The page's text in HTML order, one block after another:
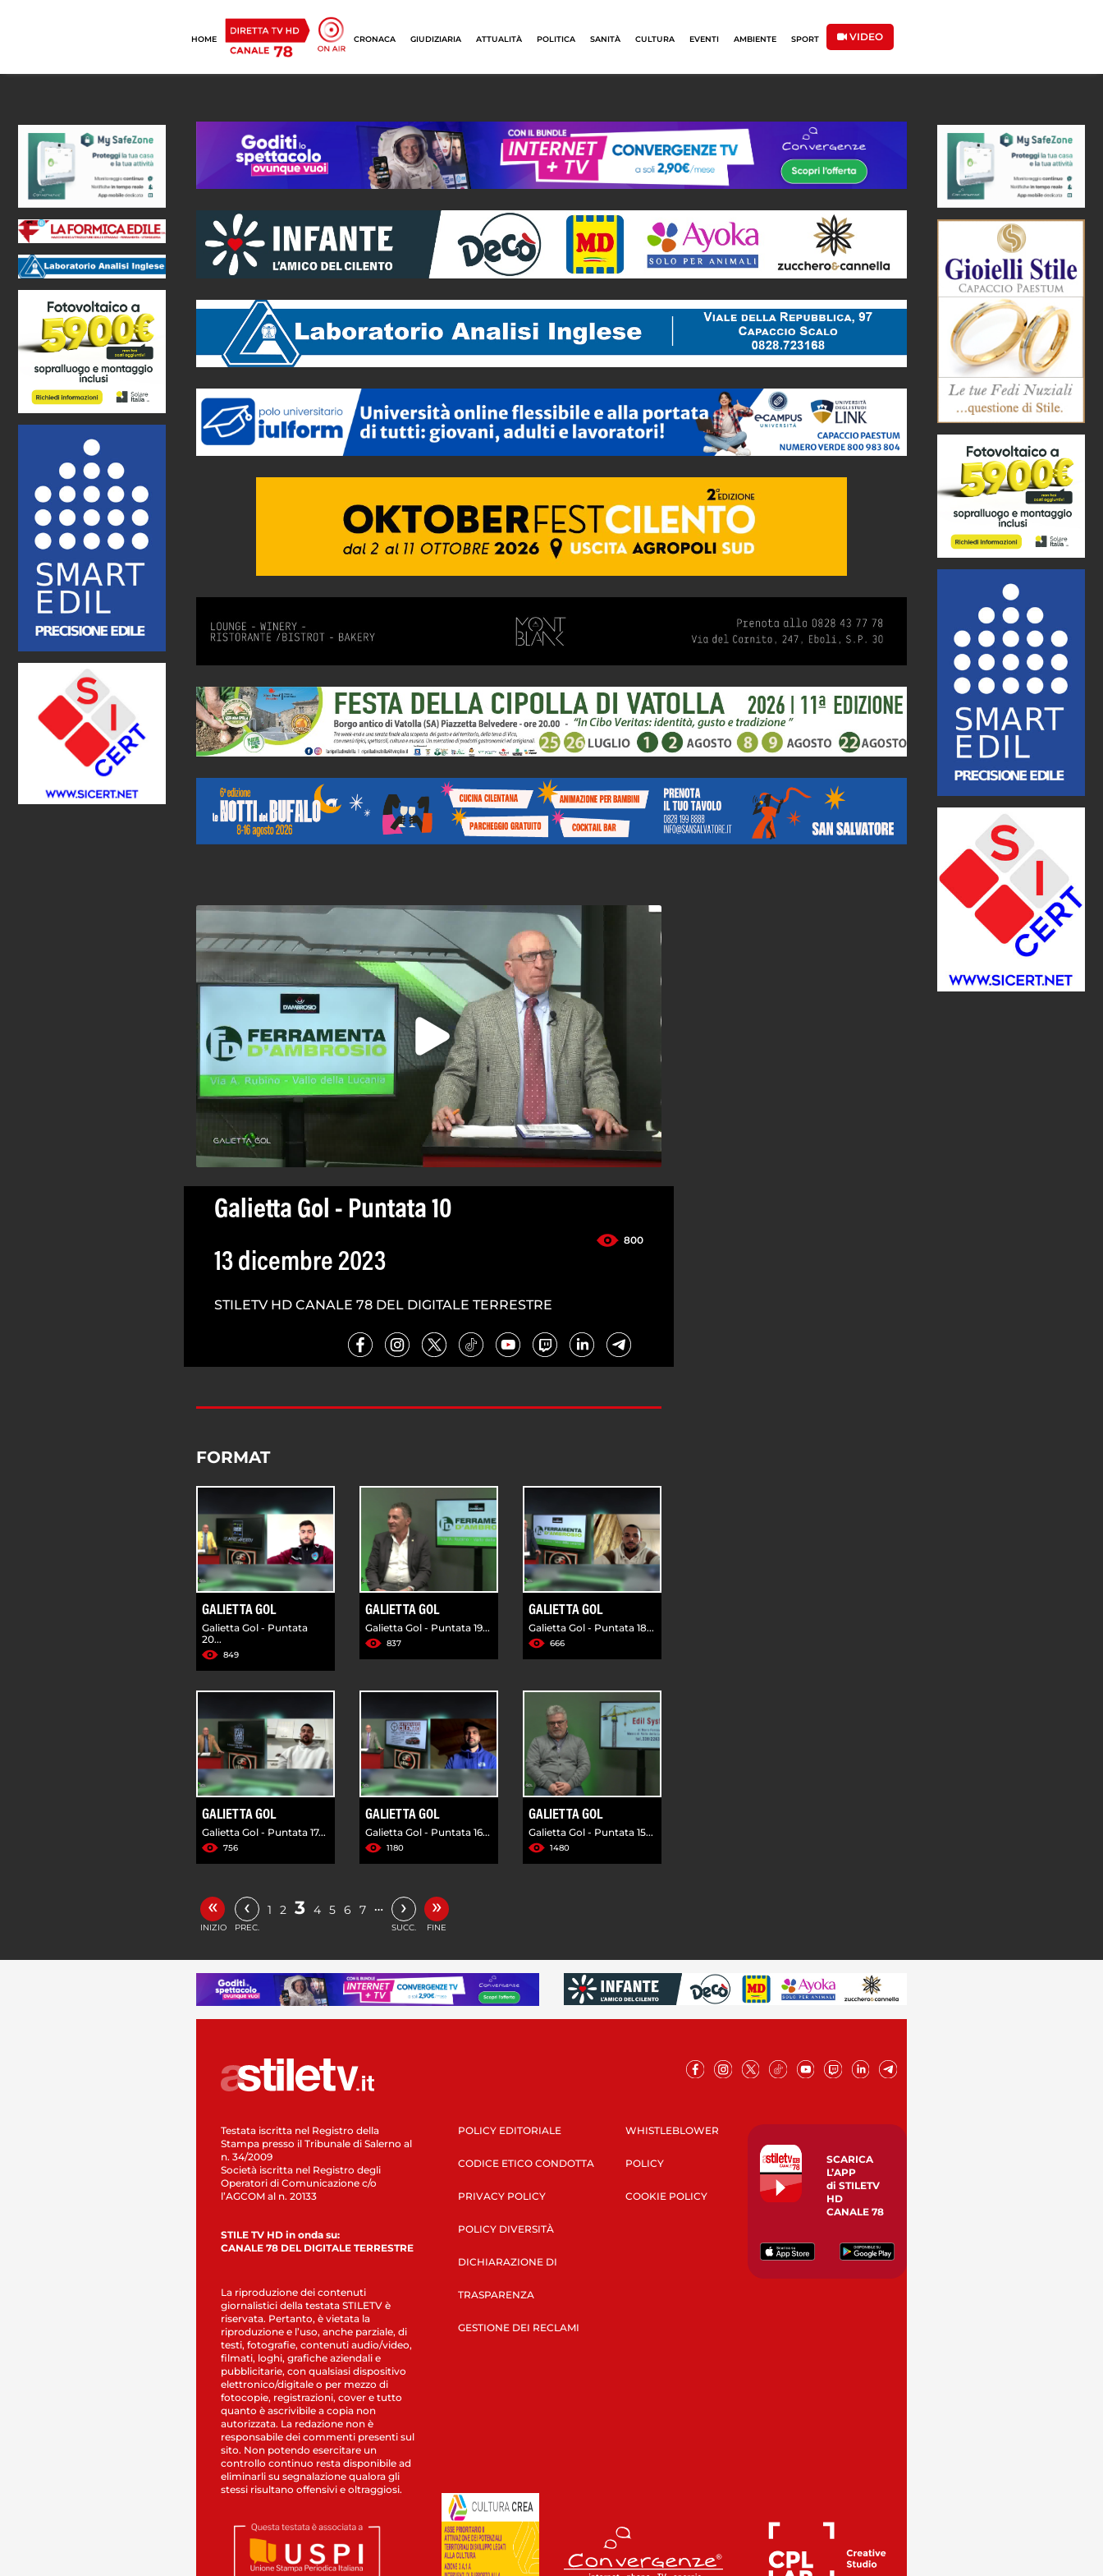
HOME CRONACA GIUDIZIARIA ATTUALITÀ POLITICA SANITÀ CULTURA EVENTI AMBIENTE SPORT VIDEO
Galietta Gol - Puntata 10
800
13 dicembre 2023
STILETV HD CANALE 78 DEL DIGITALE TERRESTRE
FORMAT
GALIETTA GOL
Galietta Gol - Puntata
20...
849
GALIETTA GOL
Galietta Gol - Puntata 19...
837
GALIETTA GOL
Galietta Gol - Puntata 18...
666
GALIETTA GOL
Galietta Gol - Puntata 17...
756
GALIETTA GOL
Galietta Gol - Puntata 16...
1180
GALIETTA GOL
Galietta Gol - Puntata 15...
1480
«
INIZIO
‹
PREC.
1 2 3 4 5 6 7 … ›
SUCC.
»
FINE
Testata iscritta nel Registro della
Stampa presso il Tribunale di Salerno al
n. 34/2009
Società iscritta nel Registro degli
Operatori di Comunicazione c/o
l’AGCOM al n. 20133
STILE TV HD in onda su:
CANALE 78 DEL DIGITALE TERRESTRE
La riproduzione dei contenuti
giornalistici della testata STILETV è
riservata. Pertanto, è vietata la
riproduzione e l’uso, anche parziale, di
testi, fotografie, contenuti audio/video,
filmati, loghi, grafiche aziendali e
pubblicitarie, con qualsiasi dispositivo
elettronico/digitale o per mezzo di
fotocopie, registrazioni, cover e tutto
quanto è ascrivibile a copia non
autorizzata. La redazione non è
responsabile dei commenti presenti sul
sito. Non potendo esercitare un
controllo continuo resta disponibile ad
eliminarli su segnalazione qualora gli
stessi risultano offensivi e oltraggiosi.
POLICY EDITORIALE
CODICE ETICO CONDOTTA
PRIVACY POLICY
POLICY DIVERSITÀ
DICHIARAZIONE DI
TRASPARENZA
GESTIONE DEI RECLAMI
WHISTLEBLOWER
POLICY
COOKIE POLICY
SCARICA
L’APP
di STILETV
HD
CANALE 78